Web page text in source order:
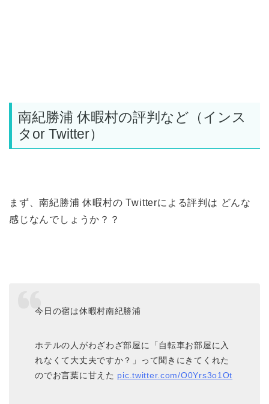
南紀勝浦 休暇村の評判など（インス
タor Twitter）
まず、南紀勝浦 休暇村の Twitterによる評判は どんな
感じなんでしょうか？？
今日の宿は休暇村南紀勝浦
ホテルの人がわざわざ部屋に「自転車お部屋に入
れなくて大丈夫ですか？」って聞きにきてくれた
のでお言葉に甘えた pic.twitter.com/O0Yrs3o1Ot